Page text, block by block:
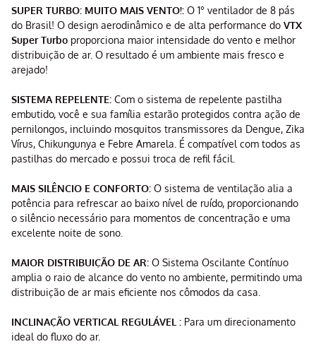
SUPER TURBO: MUITO MAIS VENTO!: O 1° ventilador de 8 pás
do Brasil! O design aerodinâmico e de alta performance do VTX
Super Turbo proporciona maior intensidade do vento e melhor
distribuição de ar. O resultado é um ambiente mais fresco e
arejado!
SISTEMA REPELENTE: Com o sistema de repelente pastilha
embutido, você e sua família estarão protegidos contra ação de
pernilongos, incluindo mosquitos transmissores da Dengue, Zika
Vírus, Chikungunya e Febre Amarela. É compatível com todos as
pastilhas do mercado e possui troca de refil fácil.
MAIS SILÊNCIO E CONFORTO: O sistema de ventilação alia a
potência para refrescar ao baixo nível de ruído, proporcionando
o silêncio necessário para momentos de concentração e uma
excelente noite de sono.
MAIOR DISTRIBUIÇÃO DE AR: O Sistema Oscilante Contínuo
amplia o raio de alcance do vento no ambiente, permitindo uma
distribuição de ar mais eficiente nos cômodos da casa.
INCLINAÇÃO VERTICAL REGULÁVEL : Para um direcionamento
ideal do fluxo do ar.